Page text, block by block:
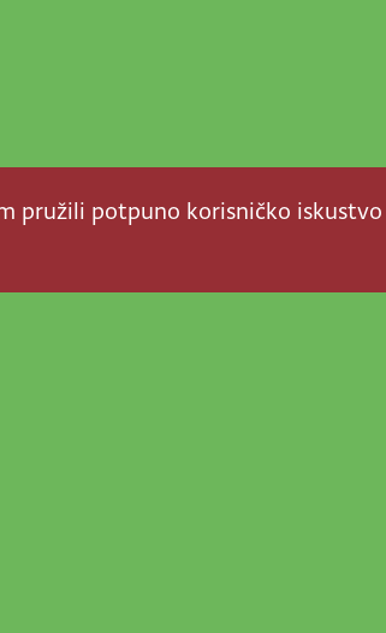
pružili potpuno korisničko